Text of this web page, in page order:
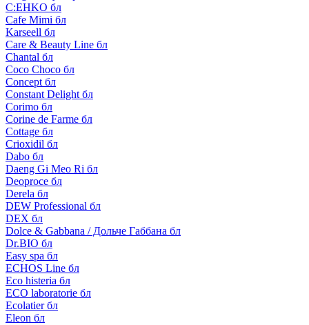
C:EHKO бл
Cafe Mimi бл
Karseell бл
Care & Beauty Line бл
Chantal бл
Coco Choco бл
Concept бл
Constant Delight бл
Corimo бл
Corine de Farme бл
Cottage бл
Crioxidil бл
Dabo бл
Daeng Gi Meo Ri бл
Deoproce бл
Derela бл
DEW Professional бл
DEX бл
Dolce & Gabbana / Дольче Габбана бл
Dr.BIO бл
Easy spa бл
ECHOS Line бл
Eco histeria бл
ECO laboratorie бл
Ecolatier бл
Eleon бл